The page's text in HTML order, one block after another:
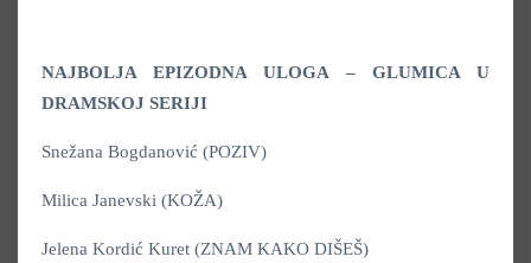
NAJBOLJA EPIZODNA ULOGA – GLUMICA U
DRAMSKOJ SERIJI
Snežana Bogdanović (POZIV)
Milica Janevski (KOŽA)
Jelena Kordić Kuret (ZNAM KAKO DIŠEŠ)